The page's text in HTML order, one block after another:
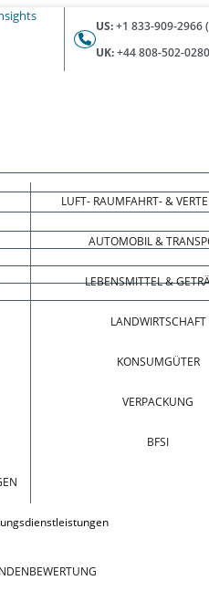
US:+1 833-909-
UK:+44 808-502-
LUFT- RAUMFAHRT- &
AUTOMOBIL &
LEBENSMITTEL &
LANDWIRTSCHAFT
KONSUMGÜTER
VERPACKUNG
BFSI